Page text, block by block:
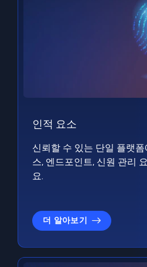
인적 요소
신뢰할 수 있는 단일 플랫
스, 엔드포인트, 신원 관리
요.
더 알아보기